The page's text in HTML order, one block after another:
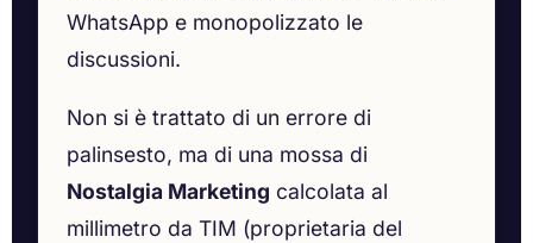
WhatsApp e monopolizzato le
discussioni.
Non si è trattato di un errore di
palinsesto, ma di una mossa di
Nostalgia Marketing calcolata al
millimetro da TIM (proprietaria del